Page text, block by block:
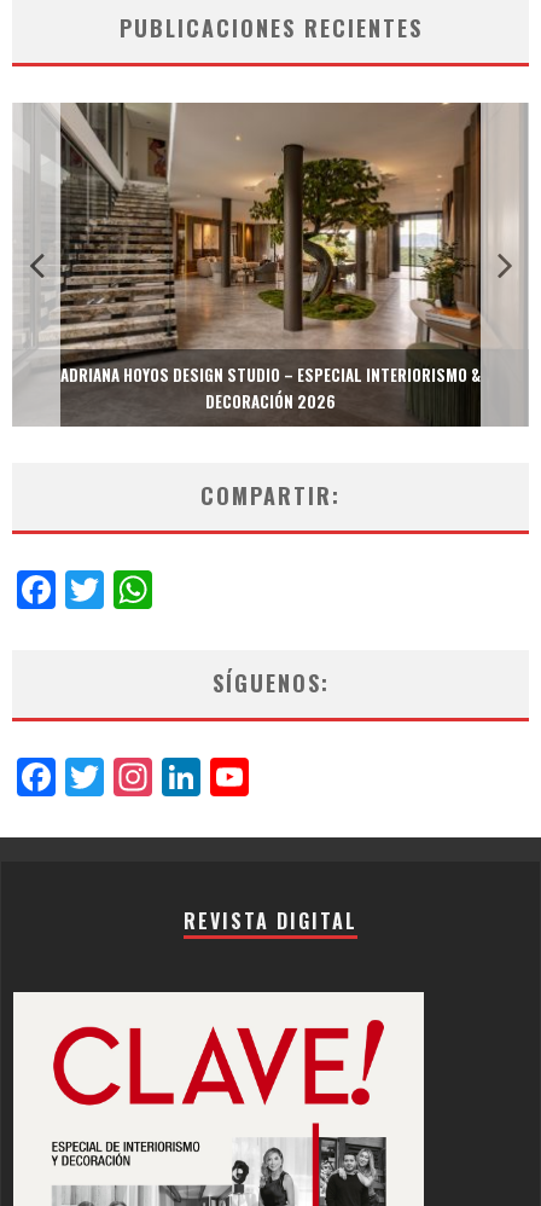
PUBLICACIONES RECIENTES
MULTIOFICINAS / AMOBLARE / TREZE – ESPECIAL INTERIORISMO &
DECORACIÓN 2026
COMPARTIR:
Facebook
Twitter
SÍGUENOS:
Facebook
Twitter
Instagram
LinkedIn
REVISTA DIGITAL